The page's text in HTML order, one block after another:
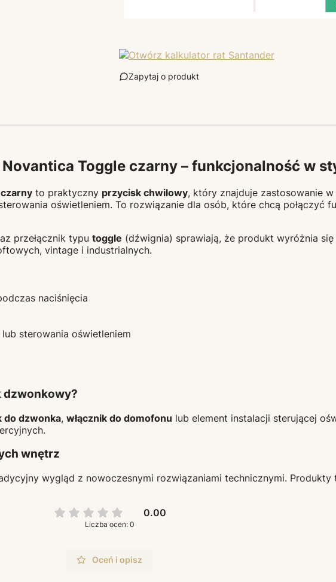
Zapytaj o produkt
Toggle czarny – funkcjonalność w
to praktyczny przycisk chwilowy, który znajduje zastosowanie
oświetleniem. To rozwiązanie dla osób, które chcą połączyć
przełącznik typu toggle (dźwignia) sprawiają, że produkt wyróżnia
vintage i industrialnych.
naciśnięcia
sterowania oświetleniem
dzwonkowy?
do dzwonka, włącznik do domofonu lub element instalacji sterującej
wnętrz
wygląd z nowoczesnymi rozwiązaniami technicznymi.
0.00
Liczba ocen: 0
Oceń i opisz